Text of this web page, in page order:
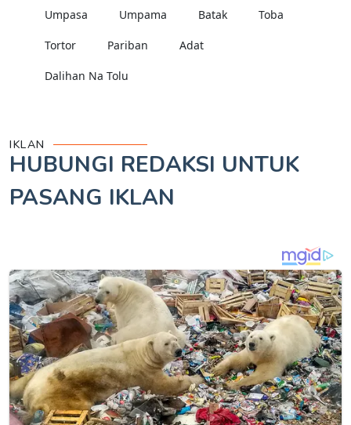
Umpasa Umpama Batak Toba
Tortor Pariban Adat
Dalihan Na Tolu
IKLAN
HUBUNGI REDAKSI UNTUK
PASANG IKLAN